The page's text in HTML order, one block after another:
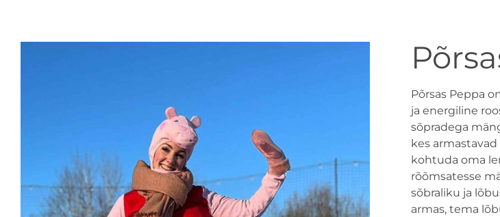
Põrsas Peppa
ja energiline
sõpradega
kes
kohtuda oma
rõõmsatesse
sõbraliku ja
armas, tema